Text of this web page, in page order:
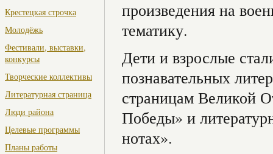
Крестецкая строчка
Молодёжь
Фестивали, выставки,
конкурсы
Творческие коллективы
Литературная страница
Люди района
Целевые программы
Планы работы
произведения на
тематику.
Дети и взрослые
познавательных
страницам Великой
Победы» и
нотах».